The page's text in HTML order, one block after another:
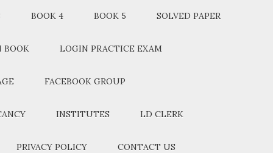
BOOK 4 BOOK 5 SOLVED PAPER
BOOK LOGIN PRACTICE EXAM
FACEBOOK GROUP
INSTITUTES LD CLERK
PRIVACY POLICY CONTACT US